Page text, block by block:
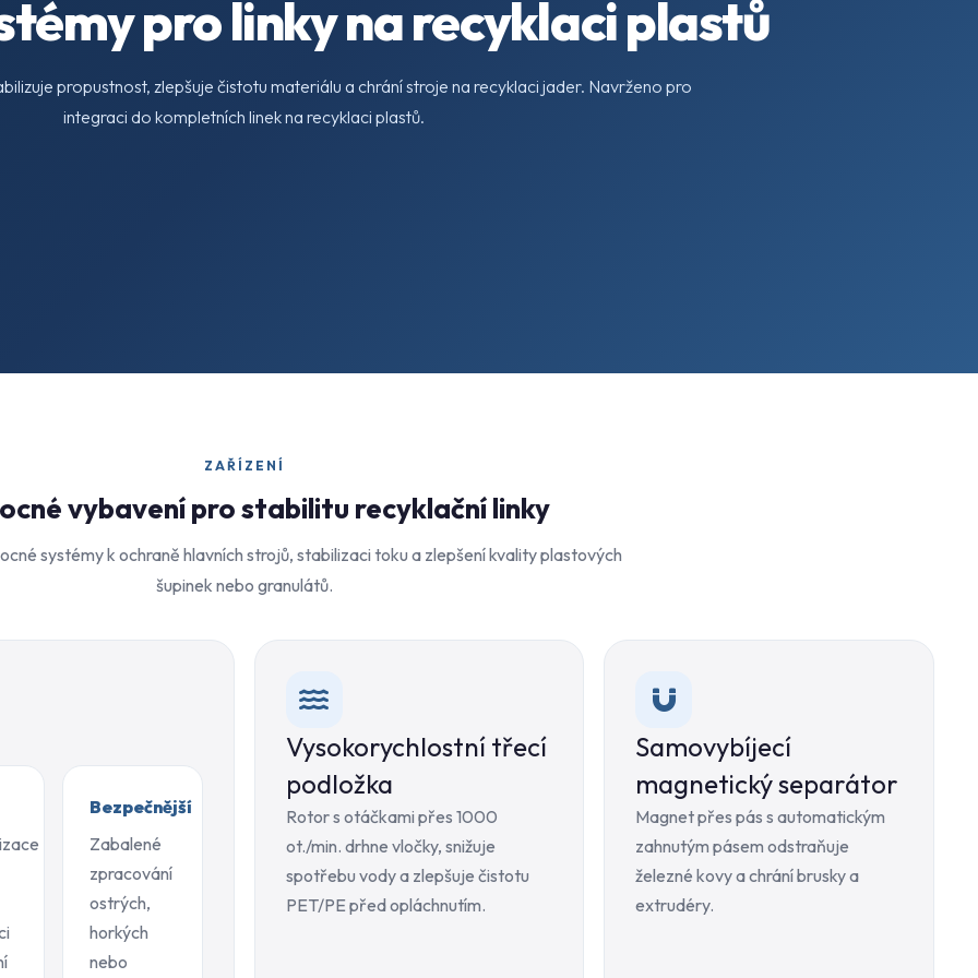
pro linky na recyklaci plastů
propustnost, zlepšuje čistotu materiálu a chrání stroje na recyklaci jader. Navrženo pro
integraci do kompletních linek na recyklaci plastů.
ZAŘÍZENÍ
vybavení pro stabilitu recyklační linky
systémy k ochraně hlavních strojů, stabilizaci toku a zlepšení kvality plastových
šupinek nebo granulátů.
Bezpečnější
Zabalené
zpracování
ostrých,
horkých
nebo
Vysokorychlostní třecí
podložka
Rotor s otáčkami přes 1000
ot./min. drhne vločky, snižuje
spotřebu vody a zlepšuje čistotu
PET/PE před opláchnutím.
Samovybíjecí
magnetický separátor
Magnet přes pás s automatickým
zahnutým pásem odstraňuje
železné kovy a chrání brusky a
extrudéry.